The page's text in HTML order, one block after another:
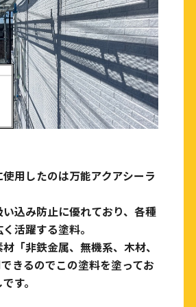
用したのは万能アクアシーラ
込み防止に優れており、各種
活躍する塗料。
「非鉄金属、無機系、木材、
きるのでこの塗料を塗ってお
す。